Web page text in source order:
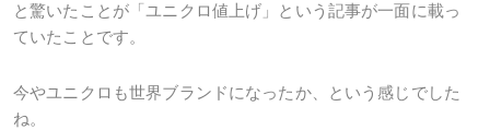
と驚いたことが「ユニクロ値上げ」という記事が一面に載っ
ていたことです。
今やユニクロも世界ブランドになったか、という感じでした
ね。